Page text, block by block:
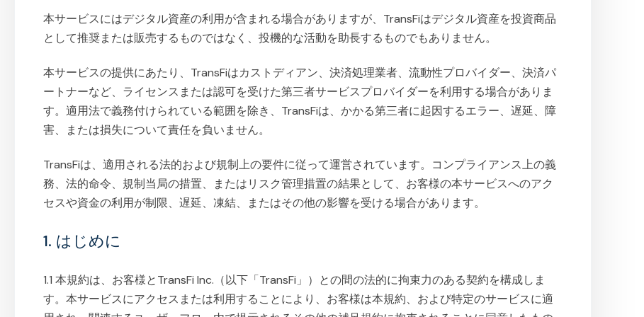
本サービスにはデジタル資産の利用が含まれる場合がありますが、TransFiはデジタル資産を投資商品
として推奨または販売するものではなく、投機的な活動を助長するものでもありません。
本サービスの提供にあたり、TransFiはカストディアン、決済処理業者、流動性プロバイダー、決済パ
ートナーなど、ライセンスまたは認可を受けた第三者サービスプロバイダーを利用する場合がありま
す。適用法で義務付けられている範囲を除き、TransFiは、かかる第三者に起因するエラー、遅延、障
害、または損失について責任を負いません。
TransFiは、適用される法的および規制上の要件に従って運営されています。コンプライアンス上の義
務、法的命令、規制当局の措置、またはリスク管理措置の結果として、お客様の本サービスへのアク
セスや資金の利用が制限、遅延、凍結、またはその他の影響を受ける場合があります。
1. はじめに
1.1 本規約は、お客様とTransFi Inc.（以下「TransFi」）との間の法的に拘束力のある契約を構成しま
す。本サービスにアクセスまたは利用することにより、お客様は本規約、および特定のサービスに適